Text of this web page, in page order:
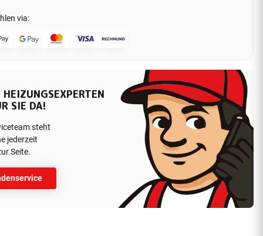
via:
HEIZUNGSEXPERTEN
SIE DA!
steht
jederzeit
Seite.